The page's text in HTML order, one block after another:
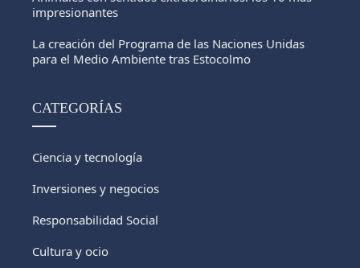
impresionantes
La creación del Programa de las Naciones Unidas
para el Medio Ambiente tras Estocolmo
CATEGORÍAS
Ciencia y tecnología
Inversiones y negocios
Responsabilidad Social
Cultura y ocio